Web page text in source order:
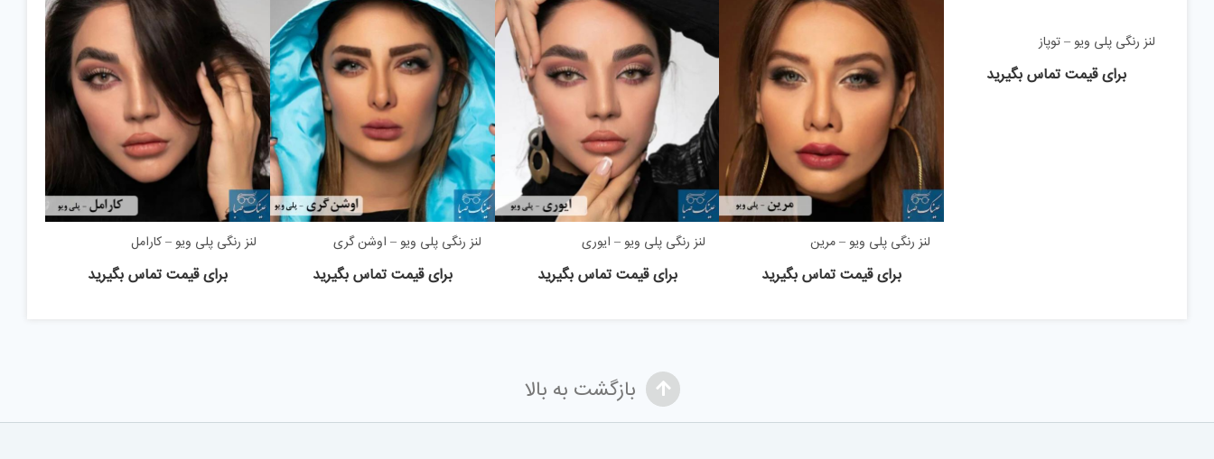
لنز رنگی پلی ویو – توپاز
برای قیمت تماس بگیرید
لنز رنگی پلی ویو – مرین
برای قیمت تماس بگیرید
لنز رنگی پلی ویو – ایوری
برای قیمت تماس بگیرید
لنز رنگی پلی ویو – اوشن گری
برای قیمت تماس بگیرید
لنز رنگی پلی ویو – کارامل
برای قیمت تماس بگیرید
بازگشت به بالا